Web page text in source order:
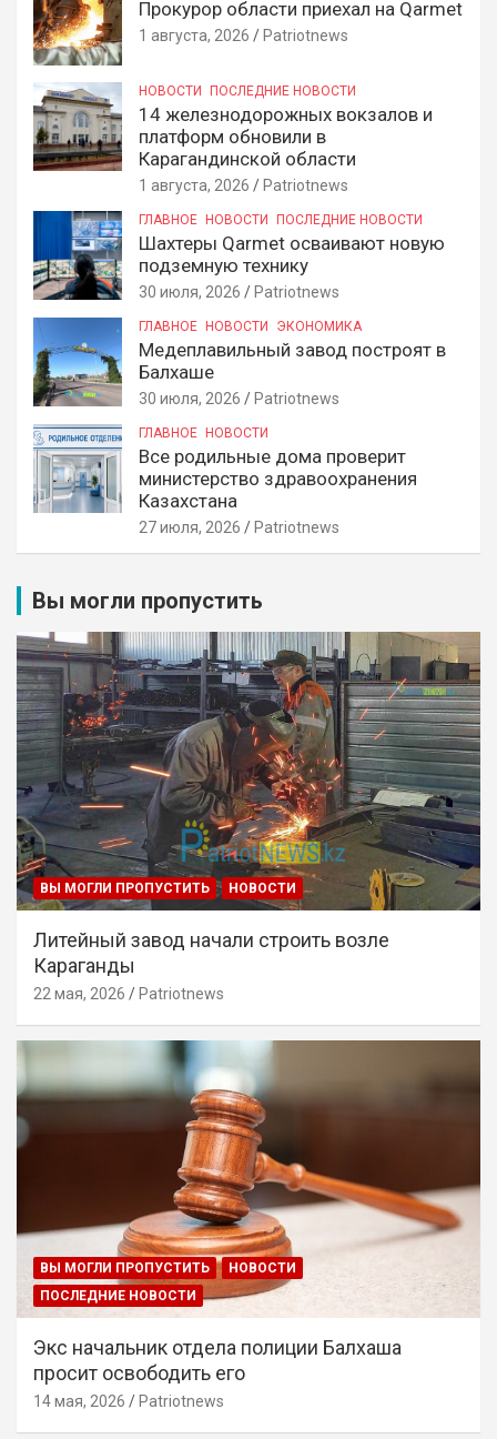
Прокурор области приехал на Qarmet
1 августа, 2026 Patriotnews
НОВОСТИ ПОСЛЕДНИЕ НОВОСТИ
14 железнодорожных вокзалов и
платформ обновили в
Карагандинской области
1 августа, 2026 Patriotnews
ГЛАВНОЕ НОВОСТИ ПОСЛЕДНИЕ НОВОСТИ
Шахтеры Qarmet осваивают новую
подземную технику
30 июля, 2026 Patriotnews
ГЛАВНОЕ НОВОСТИ ЭКОНОМИКА
Медеплавильный завод построят в
Балхаше
30 июля, 2026 Patriotnews
ГЛАВНОЕ НОВОСТИ
Все родильные дома проверит
министерство здравоохранения
Казахстана
27 июля, 2026 Patriotnews
Вы могли пропустить
ВЫ МОГЛИ ПРОПУСТИТЬ НОВОСТИ
Литейный завод начали строить возле
Караганды
22 мая, 2026 Patriotnews
ВЫ МОГЛИ ПРОПУСТИТЬ
НОВОСТИ
ПОСЛЕДНИЕ НОВОСТИ
Экс начальник отдела полиции Балхаша
просит освободить его
14 мая, 2026 Patriotnews